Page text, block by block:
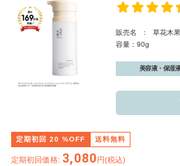
販売名 : 草花木果
容量：90g
美容液・保湿
定期初回 20 %OFF 送料無料
定期初回価格: 3,080円(税込)